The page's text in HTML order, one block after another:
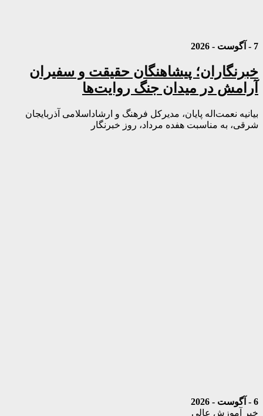
7 - آگوست - 2026
خبرنگاران؛ پیشاهنگان حقیقت و سفیران
آرامش در میدان جنگ روایت‌ها
بیانیه نعمت‌اله پایان، مدیرکل فرهنگ و ارشاداسلامی آذربایجان
شرقی، به مناسبت هفده مرداد، روز خبرنگار
6 - آگوست - 2026
خیر آموزش عالی